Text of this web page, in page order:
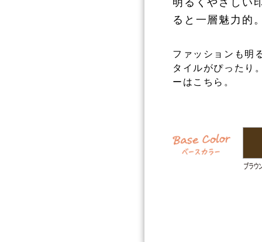
明るくやさしい
ると一層魅力的
ファッションも明
タイルがぴったり
ーはこちら。